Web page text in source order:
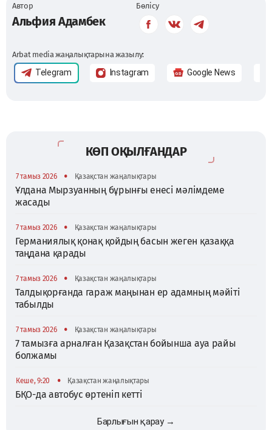
Автор
Альфия Адамбек
Бөлісу
Arbat media жаңалықтарына жазылу:
Telegram Instagram Google News
КӨП ОҚЫЛҒАНДАР
7 тамыз 2026 • Қазақстан жаңалықтары
Ұлдана Мырзуанның бұрынғы енесі мәлімдеме
жасады
7 тамыз 2026 • Қазақстан жаңалықтары
Германиялық қонақ қойдың басын жеген қазаққа
таңдана қарады
7 тамыз 2026 • Қазақстан жаңалықтары
Талдықорғанда гараж маңынан ер адамның мәйіті
табылды
7 тамыз 2026 • Қазақстан жаңалықтары
7 тамызға арналған Қазақстан бойынша ауа райы
болжамы
Кеше, 9:20 • Қазақстан жаңалықтары
БҚО-да автобус өртеніп кетті
Барлығын қарау →